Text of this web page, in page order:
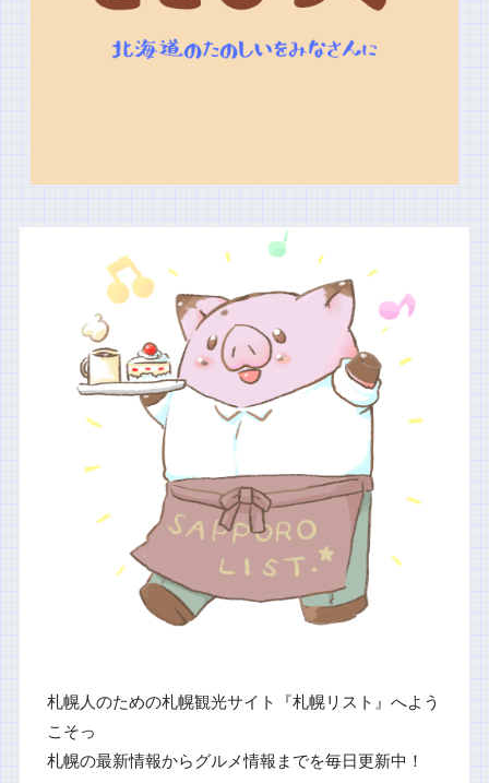
札幌人のための札幌観光サイト『札幌リスト』へよう
こそっ
札幌の最新情報からグルメ情報までを毎日更新中！